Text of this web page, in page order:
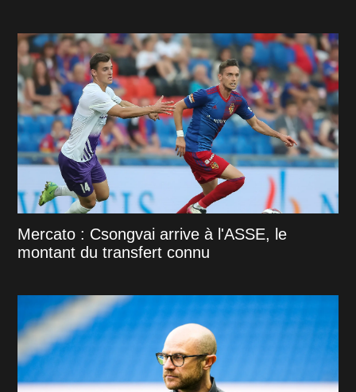
Mercato : Csongvai arrive à l'ASSE, le
montant du transfert connu